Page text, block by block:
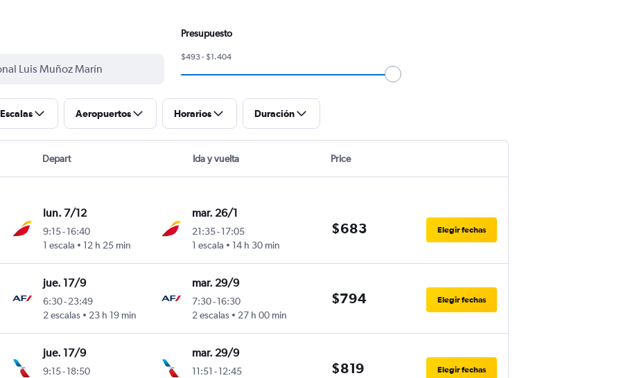
Presupuesto
$493 - $1.404
Escalas Aeropuertos Horarios Duración
Depart Ida y vuelta Price
lun. 7/12
9:15-16:40
1 escala
12 h 25 min
mar. 26/1
21:35-17:05
1 escala
14 h 30 min
$683 Elegir fechas
jue. 17/9
6:30-23:49
2 escalas
23 h 19 min
mar. 29/9
7:30-16:30
2 escalas
27 h 00 min
$794 Elegir fechas
jue. 17/9
9:15-18:50
mar. 29/9
11:51 -12:45
$819 Elegir fechas